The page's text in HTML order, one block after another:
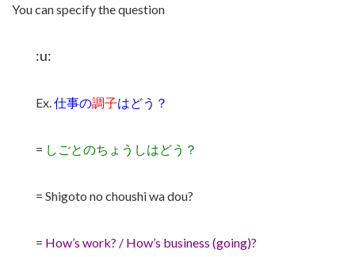
You can specify the question
:u:
Ex. 仕事の調子はどう？
= しごとのちょうしはどう？
= Shigoto no choushi wa dou?
= How’s work? / How’s business (going)?